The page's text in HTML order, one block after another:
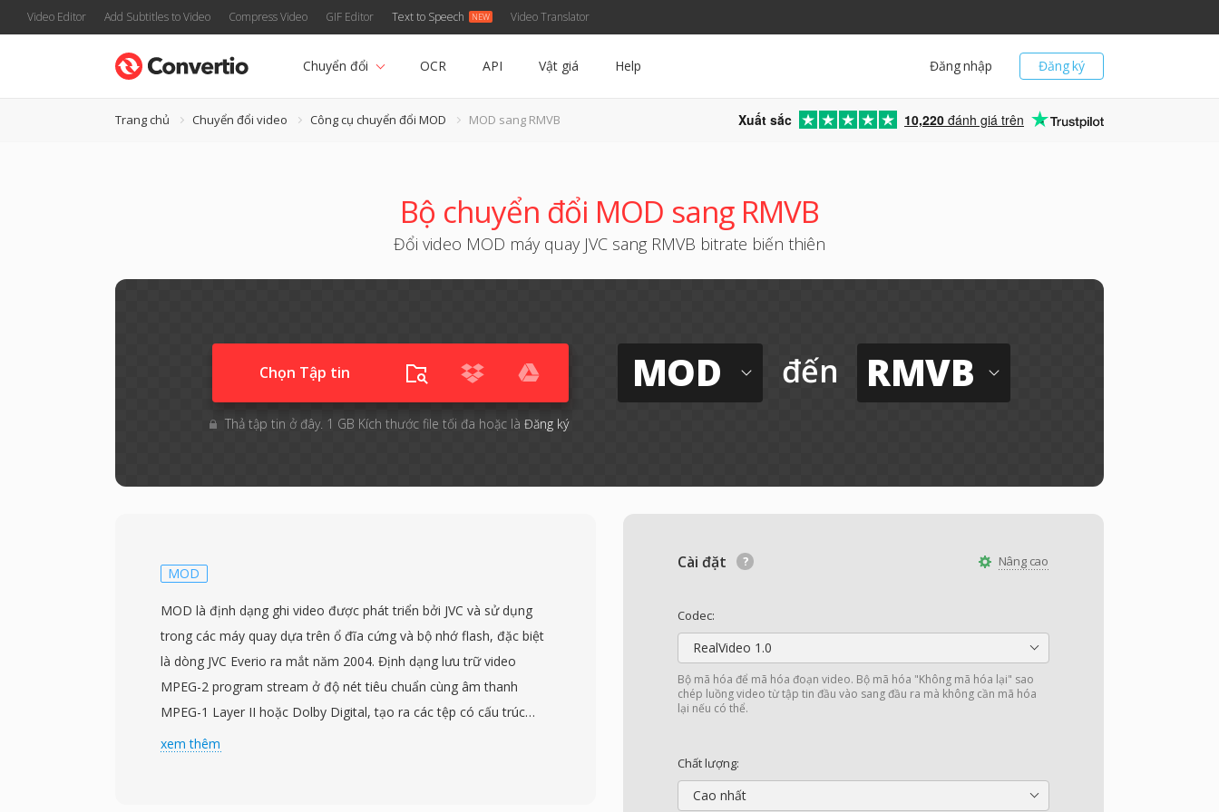
Video Editor Add Subtitles to Video Compress Video GIF Editor Text to Speech Video Translator
Đăng ký
Đăng nhập
Chuyển đổi OCR API Vật giá Help
Trang chủ Chuyển đổi video Công cụ chuyển đổi MOD MOD sang RMVB Xuất sắc 10,220 đánh giá trên
Bộ chuyển đổi MOD sang RMVB
Đổi video MOD máy quay JVC sang RMVB bitrate biến thiên
Chọn Tập tin
Thả tập tin ở đây. 1 GB Kích thước file tối đa hoặc là Đăng ký
MOD đến RMVB
Nâng cao
Cài đặt
Codec:
RealVideo 1.0
Bộ mã hóa để mã hóa đoạn video. Bộ mã hóa "Không mã hóa lại" sao
chép luồng video từ tập tin đầu vào sang đầu ra mà không cần mã hóa
lại nếu có thể.
Chất lượng:
Cao nhất
MOD
MOD là định dạng ghi video được phát triển bởi JVC và sử dụng
trong các máy quay dựa trên ổ đĩa cứng và bộ nhớ flash, đặc biệt
là dòng JVC Everio ra mắt năm 2004. Định dạng lưu trữ video
MPEG-2 program stream ở độ nét tiêu chuẩn cùng âm thanh
MPEG-1 Layer II hoặc Dolby Digital, tạo ra các tệp có cấu trúc
tương tự tệp VOB trên DVD. Sự tương đồng với dữ liệu DVD-Video
xem thêm